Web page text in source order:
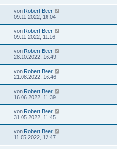
von Robert Beer
09.11.2022, 16:04
von Robert Beer
09.11.2022, 11:16
von Robert Beer
28.10.2022, 16:49
von Robert Beer
21.08.2022, 16:46
von Robert Beer
16.06.2022, 11:39
von Robert Beer
31.05.2022, 11:45
von Robert Beer
11.05.2022, 12:47